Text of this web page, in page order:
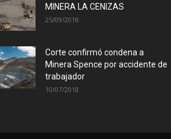
MINERA LA CENIZAS
25/09/2018
Corte confirmó condena a
Minera Spence por accidente de
trabajador
10/07/2018